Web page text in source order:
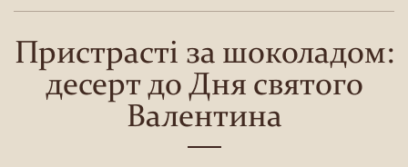
Пристрасті за шоколадом:
десерт до Дня святого
Валентина